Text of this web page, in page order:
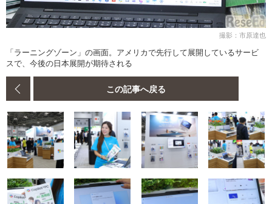
撮影：市原達也
「ラーニングゾーン」の画面。アメリカで先行して展開しているサービ
スで、今後の日本展開が期待される
この記事へ戻る